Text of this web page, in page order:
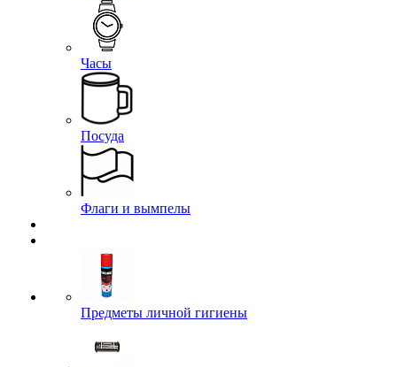
Часы
Посуда
Флаги и вымпелы
Предметы личной гигиены